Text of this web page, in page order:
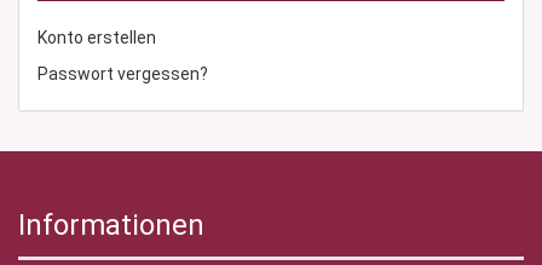
Konto erstellen
Passwort vergessen?
Informationen